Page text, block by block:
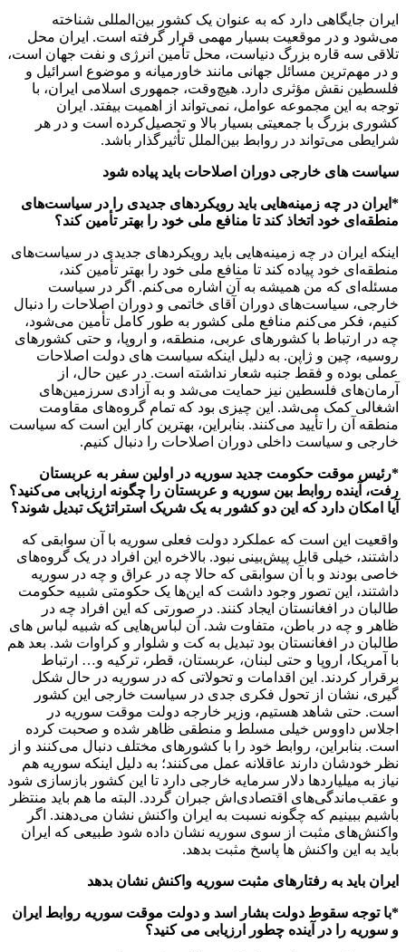
ایران جایگاهی دارد که به عنوان یک کشور بین‌المللی شناخته
می‌شود و در موقعیت بسیار مهمی قرار گرفته است. ایران محل
تلاقی سه قاره بزرگ دنیاست، محل تأمین انرژی و نفت جهان است،
و در مهم‌ترین مسائل جهانی مانند خاورمیانه و موضوع اسرائیل و
فلسطین نقش مؤثری دارد. هیچ‌وقت، جمهوری اسلامی ایران، با
توجه به این مجموعه عوامل، نمی‌تواند از اهمیت بیفتد. ایران
کشوری بزرگ با جمعیتی بسیار بالا و تحصیل‌کرده است و در هر
شرایطی می‌تواند در روابط بین‌الملل تأثیرگذار باشد.
سیاست های خارجی دوران اصلاحات باید پیاده شود
*ایران در چه زمینه‌هایی باید رویکردهای جدیدی را در سیاست‌های
منطقه‌ای خود اتخاذ کند تا منافع ملی خود را بهتر تأمین کند؟
اینکه ایران در چه زمینه‌هایی باید رویکردهای جدیدی در سیاست‌های
منطقه‌ای خود پیاده کند تا منافع ملی خود را بهتر تأمین کند،
مسئله‌ای که من همیشه به آن اشاره می‌کنم. اگر در سیاست
خارجی، سیاست‌های دوران آقای خاتمی و دوران اصلاحات را دنبال
کنیم، فکر می‌کنم منافع ملی کشور به طور کامل تأمین می‌شود،
چه در ارتباط با کشورهای عربی، منطقه، و اروپا، و حتی کشورهای
روسیه، چین و ژاپن. به دلیل اینکه سیاست های دولت اصلاحات
عملی بوده و فقط جنبه شعار نداشته است. در عین حال، از
آرمان‌های فلسطین نیز حمایت می‌شد و به آزادی سرزمین‌های
اشغالی کمک می‌شد. این چیزی بود که تمام گروه‌های مقاومت
منطقه آن را تأیید می‌کنند. بنابراین، بهترین کار این است که سیاست
خارجی و سیاست داخلی دوران اصلاحات را دنبال کنیم.
*رئیس موقت حکومت جدید سوریه در اولین سفر به عربستان
رفت، آینده روابط بین سوریه و عربستان را چگونه ارزیابی می‌کنید؟
آیا امکان دارد که این دو کشور به یک شریک استراتژیک تبدیل شوند؟
واقعیت این است که عملکرد دولت فعلی سوریه با آن سوابقی که
داشتند، خیلی قابل پیش‌بینی نبود. بالاخره این‌ افراد در یک گروه‌های
خاصی بودند و با آن سوابقی که حالا چه در عراق و چه در سوریه
داشتند، این تصور وجود داشت که این‌ها یک حکومتی شبیه حکومت
طالبان در افغانستان ایجاد کنند. در صورتی که این افراد چه در
ظاهر و چه در باطن، متفاوت شد. آن لباس‌هایی که شبیه لباس های
طالبان در افغانستان بود تبدیل به کت و شلوار و کراوات شد. بعد هم
با آمریکا، اروپا و حتی لبنان، عربستان، قطر، ترکیه و… ارتباط
برقرار کردند. این اقدامات و تحولاتی که در سوریه در حال شکل
گیری، نشان از تحول فکری جدی در سیاست خارجی این کشور
است. حتی شاهد هستیم، وزیر خارجه‌ دولت موقت سوریه در
اجلاس داووس خیلی مسلط و منطقی ظاهر شده و صحبت کرده
است. بنابراین، روابط خود را با کشورهای مختلف دنبال می‌کنند و از
نظر خودشان دارند عاقلانه عمل می‌کنند؛ به دلیل اینکه سوریه هم
نیاز به میلیاردها دلار سرمایه خارجی دارد تا این کشور بازسازی شود
و عقب‌ماندگی‌های اقتصادی‌اش جبران گردد. البته ما هم باید منتظر
باشیم ببینیم که چگونه نسبت به ایران واکنش نشان می‌دهند. اگر
واکنش‌های مثبت از سوی سوریه نشان داده شود طبیعی که ایران
باید به این واکنش ها پاسخ مثبت بدهد.
ایران باید به رفتارهای مثبت سوریه واکنش نشان بدهد
*با توجه سقوط دولت بشار اسد و دولت موقت سوریه روابط ایران
و سوریه را در آینده چطور ارزیابی می کنید؟